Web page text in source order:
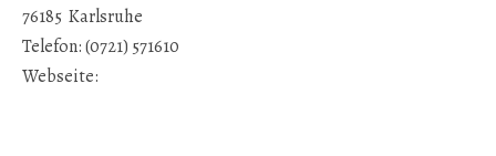
76185 Karlsruhe
Telefon:(0721) 571610
Webseite: